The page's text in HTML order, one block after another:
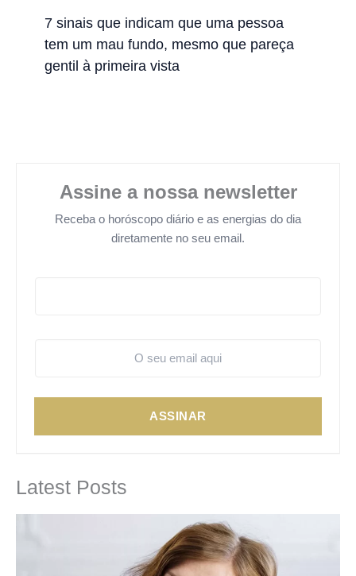
7 sinais que indicam que uma pessoa
tem um mau fundo, mesmo que pareça
gentil à primeira vista
Assine a nossa newsletter
Receba o horóscopo diário e as energias do dia
diretamente no seu email.
ASSINAR
Latest Posts